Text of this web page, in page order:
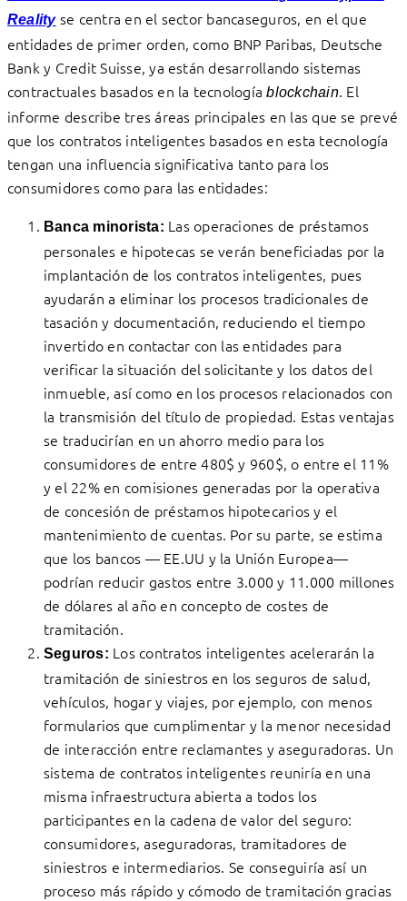
Realityse centra en el sector bancaseguros, en el que
entidades de primer orden, como BNP Paribas, Deutsche
Bank y Credit Suisse, ya están desarrollando sistemas
contractuales basados en la tecnologíablockchain. El
informe describe tres áreas principales en las que se prevé
que los contratos inteligentes basados en esta tecnología
tengan una influencia significativa tanto para los
consumidores como para las entidades:
Banca minorista: Las operaciones de préstamos
personales e hipotecas se verán beneficiadas por la
implantación de los contratos inteligentes, pues
ayudarán a eliminar los procesos tradicionales de
tasación y documentación, reduciendo el tiempo
invertido en contactar con las entidades para
verificar la situación del solicitante y los datos del
inmueble, así como en los procesos relacionados con
la transmisión del título de propiedad. Estas ventajas
se traducirían en un ahorro medio para los
consumidores de entre 480$ y 960$, o entre el 11%
y el 22% en comisiones generadas por la operativa
de concesión de préstamos hipotecarios y el
mantenimiento de cuentas. Por su parte, se estima
que los bancos — EE.UU y la Unión Europea—
podrían reducir gastos entre 3.000 y 11.000 millones
de dólares al año en concepto de costes de
tramitación.
Seguros: Los contratos inteligentes acelerarán la
tramitación de siniestros en los seguros de salud,
vehículos, hogar y viajes, por ejemplo, con menos
formularios que cumplimentar y la menor necesidad
de interacción entre reclamantes y aseguradoras. Un
sistema de contratos inteligentes reuniría en una
misma infraestructura abierta a todos los
participantes en la cadena de valor del seguro:
consumidores, aseguradoras, tramitadores de
siniestros e intermediarios. Se conseguiría así un
proceso más rápido y cómodo de tramitación gracias